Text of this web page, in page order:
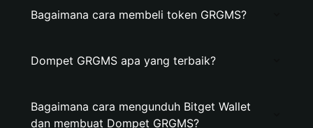
Bagaimana cara membeli token GRGMS?
Dompet GRGMS apa yang terbaik?
Bagaimana cara mengunduh Bitget Wallet
dan membuat Dompet GRGMS?